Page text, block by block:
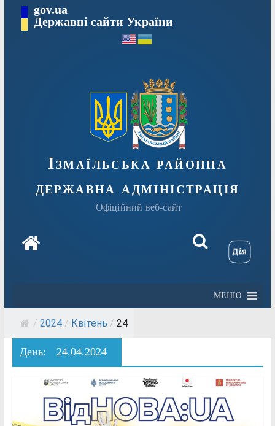
вмісту
gov.ua
Державні сайти України
Ізмаїльська районна
державна адміністрація
Офіційний веб-сайт
МЕНЮ
/ 2024 / Квітень / 24
День: 24.04.2024